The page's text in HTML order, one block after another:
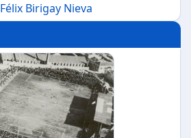
Félix Birigay Nieva